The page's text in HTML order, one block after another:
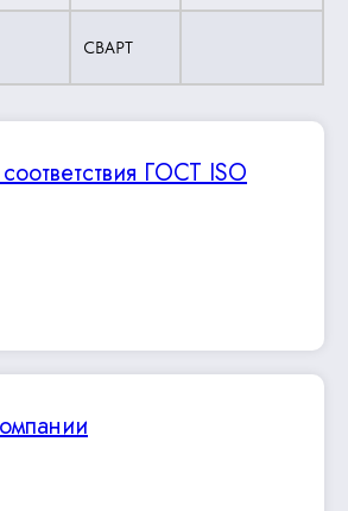
СВАРТ
ГОСТ ISO